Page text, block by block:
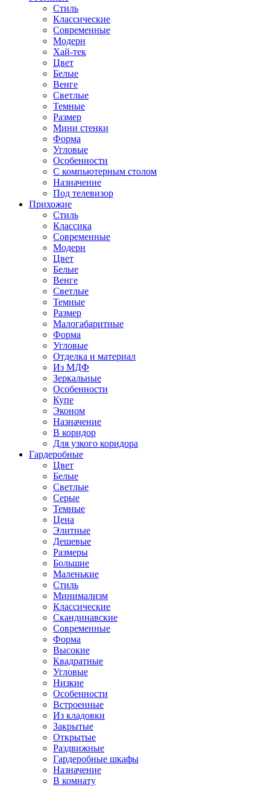
Стиль
Классические
Современные
Модерн
Хай-тек
Цвет
Белые
Венге
Светлые
Темные
Размер
Мини стенки
Форма
Угловые
Особенности
С компьютерным столом
Назначение
Под телевизор
Прихожие
Стиль
Классика
Современные
Модерн
Цвет
Белые
Венге
Светлые
Темные
Размер
Малогабаритные
Форма
Угловые
Отделка и материал
Из МДФ
Зеркальные
Особенности
Купе
Эконом
Назначение
В коридор
Для узкого коридора
Гардеробные
Цвет
Белые
Светлые
Серые
Темные
Цена
Элитные
Дешевые
Размеры
Большие
Маленькие
Стиль
Минимализм
Классические
Скандинавские
Современные
Форма
Высокие
Квадратные
Угловые
Низкие
Особенности
Встроенные
Из кладовки
Закрытые
Открытые
Раздвижные
Гардеробные шкафы
Назначение
В комнату